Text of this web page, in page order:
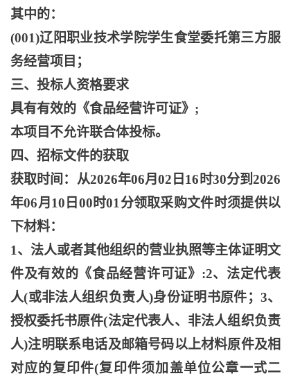
其中的：
(001)辽阳职业技术学院学生食堂委托第三方服
务经营项目；
三、投标人资格要求
具有有效的《食品经营许可证》 ;
本项目不允许联合体投标。
四、招标文件的获取
获取时间：从2026年06月02日16时30分到2026
年06月10日00时01分领取采购文件时须提供以
下材料：
1、法人或者其他组织的营业执照等主体证明文
件及有效的《食品经营许可证》:2、法定代表
人(或非法人组织负责人)身份证明书原件；3、
授权委托书原件(法定代表人、非法人组织负责
人)注明联系电话及邮箱号码以上材料原件及相
对应的复印件(复印件须加盖单位公章一式二